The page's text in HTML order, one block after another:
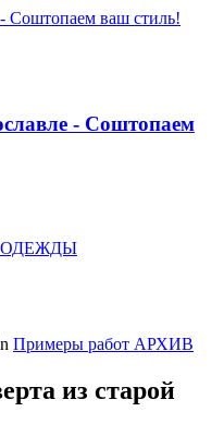
Примеры работ АРХИВ
из старой